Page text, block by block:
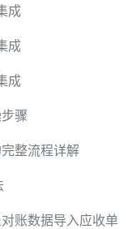
成
成
成
骤
整流程详解
账数据导入应收单